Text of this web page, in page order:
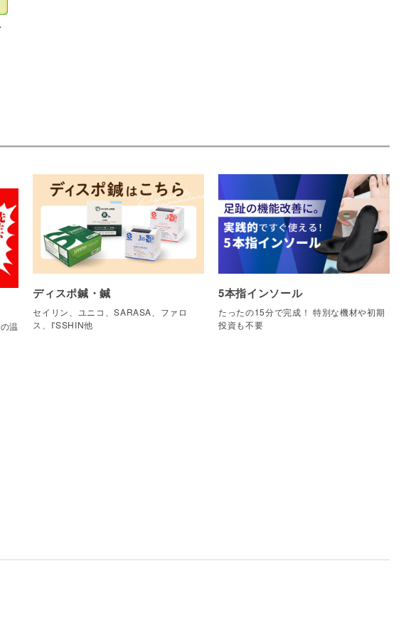
温
ディスポ鍼・鍼
セイリン、ユニコ、SARASA、ファロ
ス、I'SSHIN他
5本指インソール
たったの15分で完成！ 特別な機材や初期
投資も不要